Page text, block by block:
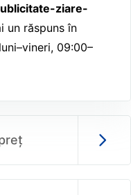
ziare-
un răspuns în
09:00–